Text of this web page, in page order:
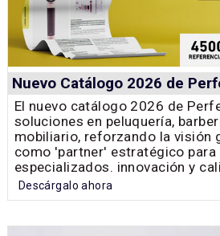
Nuevo Catálogo 2026 de
El nuevo catálogo 2026 de
soluciones en peluquería,
mobiliario, reforzando la visión
como 'partner' estratégico para
especializados. innovación y
Descárgalo ahora